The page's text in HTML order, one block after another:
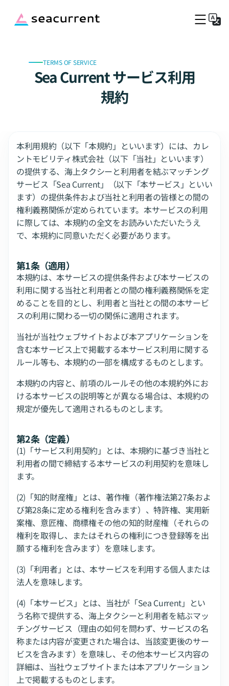
トップ
料金
港のご案内
運営会社
今すぐ船を呼ぶ
TERMS OF SERVICE
Sea Current サービス利用
規約
本利用規約（以下「本規約」といいます）には、カレ
ントモビリティ株式会社（以下「当社」といいます）
の提供する、海上タクシーと利用者を結ぶマッチング
サービス「Sea Current」（以下「本サービス」といい
ます）の提供条件および当社と利用者の皆様との間の
権利義務関係が定められています。本サービスの利用
に際しては、本規約の全文をお読みいただいたうえ
で、本規約に同意いただく必要があります。
第1条（適用）
本規約は、本サービスの提供条件および本サービスの
利用に関する当社と利用者との間の権利義務関係を定
めることを目的とし、利用者と当社との間の本サービ
スの利用に関わる一切の関係に適用されます。
当社が当社ウェブサイトおよび本アプリケーションを
含む本サービス上で掲載する本サービス利用に関する
ルール等も、本規約の一部を構成するものとします。
本規約の内容と、前項のルールその他の本規約外にお
ける本サービスの説明等とが異なる場合は、本規約の
規定が優先して適用されるものとします。
第2条（定義）
(1)「サービス利用契約」とは、本規約に基づき当社と
利用者の間で締結する本サービスの利用契約を意味し
ます。
(2)「知的財産権」とは、著作権（著作権法第27条およ
び第28条に定める権利を含みます）、特許権、実用新
案権、意匠権、商標権その他の知的財産権（それらの
権利を取得し、またはそれらの権利につき登録等を出
願する権利を含みます）を意味します。
(3)「利用者」とは、本サービスを利用する個人または
法人を意味します。
(4)「本サービス」とは、当社が「Sea Current」とい
う名称で提供する、海上タクシーと利用者を結ぶマッ
チングサービス（理由の如何を問わず、サービスの名
称または内容が変更された場合は、当該変更後のサー
ビスを含みます）を意味し、その他本サービス内容の
詳細は、当社ウェブサイトまたは本アプリケーション
上で掲載するものとします。